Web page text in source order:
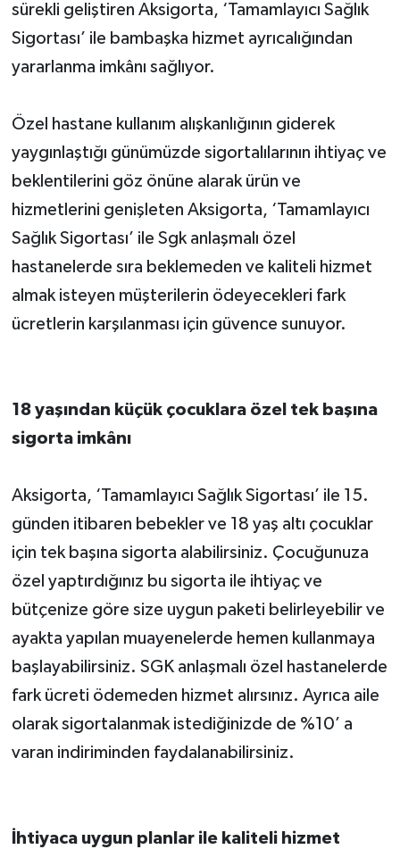
sürekli geliştiren Aksigorta, ‘Tamamlayıcı Sağlık
Sigortası’ ile bambaşka hizmet ayrıcalığından
yararlanma imkânı sağlıyor.
Özel hastane kullanım alışkanlığının giderek
yaygınlaştığı günümüzde sigortalılarının ihtiyaç ve
beklentilerini göz önüne alarak ürün ve
hizmetlerini genişleten Aksigorta, ‘Tamamlayıcı
Sağlık Sigortası’ ile Sgk anlaşmalı özel
hastanelerde sıra beklemeden ve kaliteli hizmet
almak isteyen müşterilerin ödeyecekleri fark
ücretlerin karşılanması için güvence sunuyor.
18 yaşından küçük çocuklara özel tek başına
sigorta imkânı
Aksigorta, ‘Tamamlayıcı Sağlık Sigortası’ ile 15.
günden itibaren bebekler ve 18 yaş altı çocuklar
için tek başına sigorta alabilirsiniz. Çocuğunuza
özel yaptırdığınız bu sigorta ile ihtiyaç ve
bütçenize göre size uygun paketi belirleyebilir ve
ayakta yapılan muayenelerde hemen kullanmaya
başlayabilirsiniz. SGK anlaşmalı özel hastanelerde
fark ücreti ödemeden hizmet alırsınız. Ayrıca aile
olarak sigortalanmak istediğinizde de %10’ a
varan indiriminden faydalanabilirsiniz.
İhtiyaca uygun planlar ile kaliteli hizmet